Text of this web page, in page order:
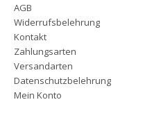
AGB
Widerrufsbelehrung
Kontakt
Zahlungsarten
Versandarten
Datenschutzbelehrung
Mein Konto